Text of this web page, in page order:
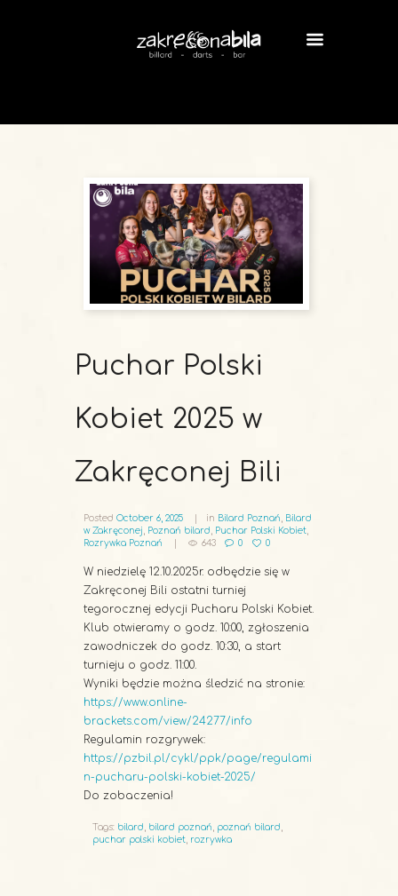
Puchar Polski
Kobiet 2025 w
Zakręconej Bili
Posted October 6, 2025 in Bilard Poznań
Bilard
w Zakręconej
Poznań bilard Puchar Polski Kobiet
Rozrywka Poznań
643 0 0
W niedzielę 12.10.2025r. odbędzie się w
Zakręconej Bili ostatni turniej
tegorocznej edycji Pucharu Polski Kobiet.
Klub otwieramy o godz. 10:00, zgłoszenia
zawodniczek do godz. 10:30, a start
turnieju o godz. 11:00.
Wyniki będzie można śledzić na stronie:
https://www.online-
brackets.com/view/24277/info
Regulamin rozgrywek:
https://pzbil.pl/cykl/ppk/page/regulami
n-pucharu-polski-kobiet-2025/
Do zobaczenia!
Tags: bilard bilard poznań poznań bilard
puchar polski kobiet rozrywka